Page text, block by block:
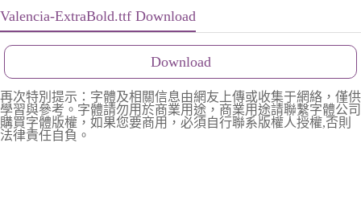
Valencia-ExtraBold.ttf Download
Download
再次特別提示：字體及相關信息由網友上傳或收集于網絡，僅供
學習與參考。字體請勿用於商業用途，商業用途請聯繫字體公司
購買字體版權，如果您要商用，必須自行聯系版權人授權,否則
法律責任自負。